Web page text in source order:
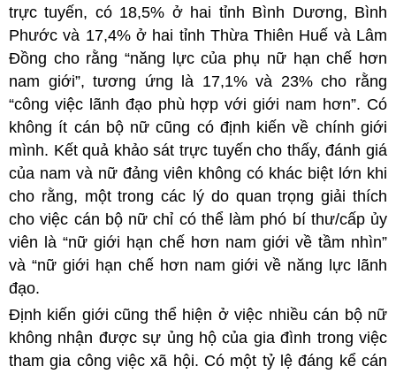
trực tuyến, có 18,5% ở hai tỉnh Bình Dương, Bình
Phước và 17,4% ở hai tỉnh Thừa Thiên Huế và Lâm
Đồng cho rằng “năng lực của phụ nữ hạn chế hơn
nam giới”, tương ứng là 17,1% và 23% cho rằng
“công việc lãnh đạo phù hợp với giới nam hơn”. Có
không ít cán bộ nữ cũng có định kiến về chính giới
mình. Kết quả khảo sát trực tuyến cho thấy, đánh giá
của nam và nữ đảng viên không có khác biệt lớn khi
cho rằng, một trong các lý do quan trọng giải thích
cho việc cán bộ nữ chỉ có thể làm phó bí thư/cấp ủy
viên là “nữ giới hạn chế hơn nam giới về tầm nhìn”
và “nữ giới hạn chế hơn nam giới về năng lực lãnh
đạo.
Định kiến giới cũng thể hiện ở việc nhiều cán bộ nữ
không nhận được sự ủng hộ của gia đình trong việc
tham gia công việc xã hội. Có một tỷ lệ đáng kể cán